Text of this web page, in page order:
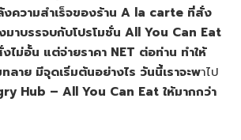
งความสำเร็จของร้าน A la carte ที่สั่ง
มาบรรจบกับโปรโมชั่น All You Can Eat
ไม่อั้น แต่จ่ายราคา NET ต่อท่าน ทำให้
าย มีจุดเริ่มต้นอย่างไร วันนี้เราจะพาไป
Hub – All You Can Eat ให้มากกว่า